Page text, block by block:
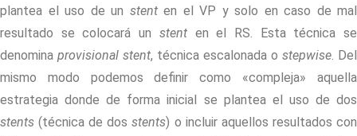
plantea el uso de un stenten el VP y solo en caso de mal
resultado se colocará un stenten el RS. Esta técnica se
denomina provisional stent, técnica escalonada o stepwise. Del
mismo modo podemos definir como «compleja» aquella
estrategia donde de forma inicial se plantea el uso de dos
stents (técnica de dosstents) o incluir aquellos resultados con